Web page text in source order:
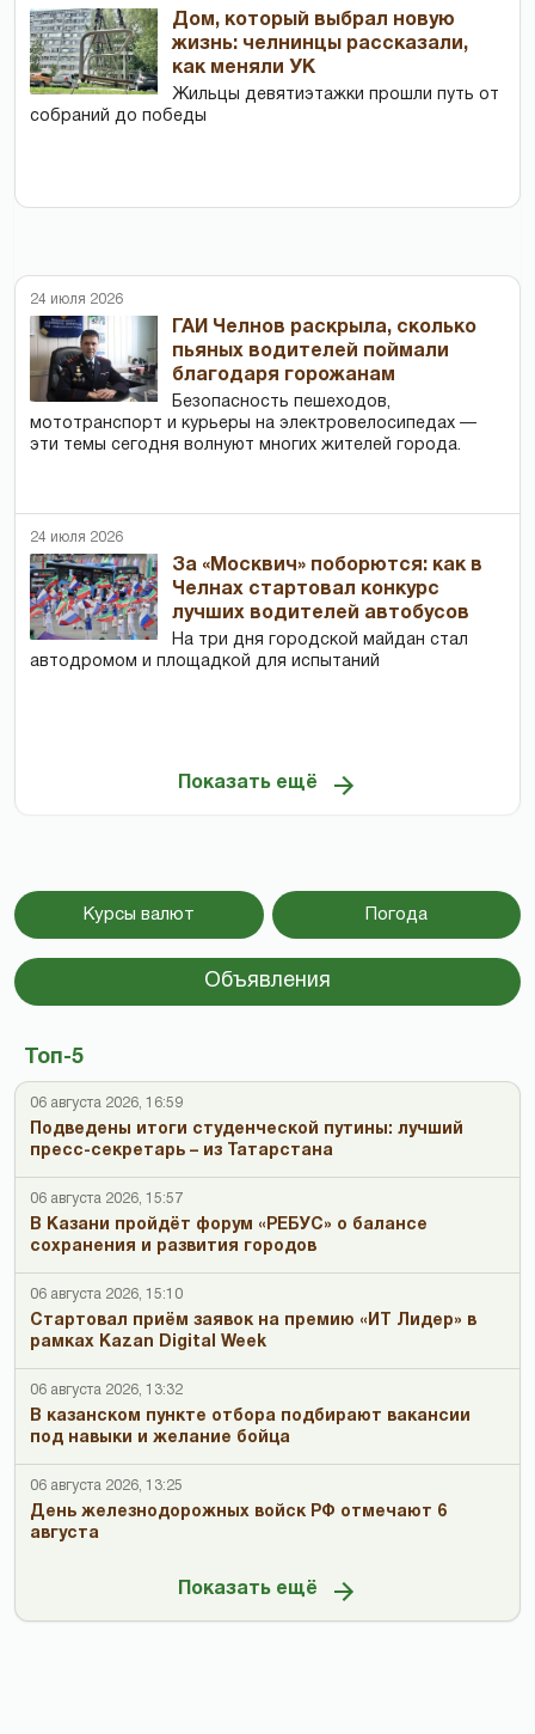
Дом, который выбрал новую
жизнь: челнинцы рассказали,
как меняли УК
Жильцы девятиэтажки прошли путь от
собраний до победы
24 июля 2026
ГАИ Челнов раскрыла, сколько
пьяных водителей поймали
благодаря горожанам
Безопасность пешеходов,
мототранспорт и курьеры на электровелосипедах —
эти темы сегодня волнуют многих жителей города.
24 июля 2026
За «Москвич» поборются: как в
Челнах стартовал конкурс
лучших водителей автобусов
На три дня городской майдан стал
автодромом и площадкой для испытаний
Показать ещё
Курсы валют Погода
Объявления
Топ-5
06 августа 2026, 16:59
Подведены итоги студенческой путины: лучший
пресс-секретарь – из Татарстана
06 августа 2026, 15:57
В Казани пройдёт форум «РЕБУС» о балансе
сохранения и развития городов
06 августа 2026, 15:10
Стартовал приём заявок на премию «ИТ Лидер» в
рамках Kazan Digital Week
06 августа 2026, 13:32
В казанском пункте отбора подбирают вакансии
под навыки и желание бойца
06 августа 2026, 13:25
День железнодорожных войск РФ отмечают 6
августа
Показать ещё